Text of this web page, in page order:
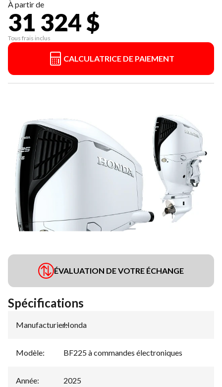
À partir de
31 324 $
Tous frais inclus
CALCULATRICE DE PAIEMENT
ÉVALUATION DE VOTRE ÉCHANGE
Spécifications
Manufacturier:
Honda
Modèle: BF225 à commandes électroniques
Année: 2025